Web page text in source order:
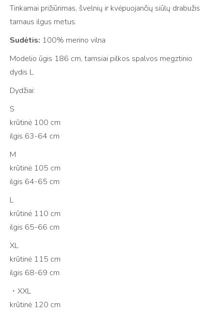
raštu
Tinkamai prižiūrimas, švelnių ir kvėpuojančių siūlų drabužis
tarnaus ilgus metus.
Sudėtis: 100% merino vilna
Modelio ūgis 186 cm, tamsiai pilkos spalvos megztinio
dydis L
Dydžiai:
S
krūtinė 100 cm
ilgis 63-64 cm
M
krūtinė 105 cm
ilgis 64-65 cm
L
krūtinė 110 cm
ilgis 65-66 cm
XL
krūtinė 115 cm
ilgis 68-69 cm
・XXL
krūtinė 120 cm